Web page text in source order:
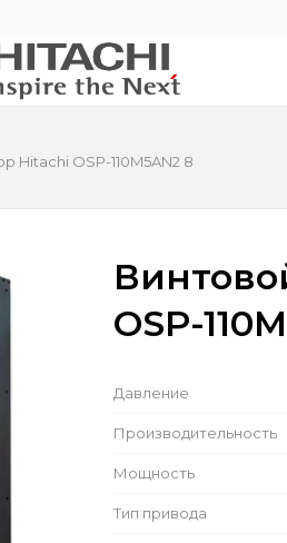
Hitachi OSP-110M5AN2 8
OSP-
Давление
Производительность
Мощность
Тип привода